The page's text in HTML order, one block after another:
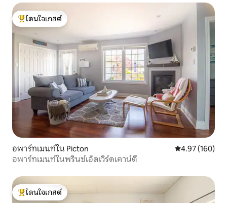
โดนใจเกสต์ที่สุด
โดนใจเกสต์
อพาร์ทเมนท์ใน Picton คะแนนเฉลี่ย
4.97 (160)
อพาร์ทเมนท์ในพรินซ์เอ็ดเวิร์ดเคาน์ตี
โดนใจเกสต์ที่สุด
โดนใจเกสต์